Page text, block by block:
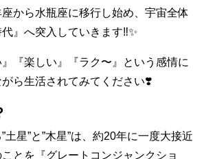
から水瓶座に移行し始め、宇宙全体
』へ突入していきます‼️✨
『楽しい』『ラク〜』という感情に
ら生活されてみてください❣️
土星”と”木星”は、約20年に一度大接近
とを『グレートコンジャンクショ